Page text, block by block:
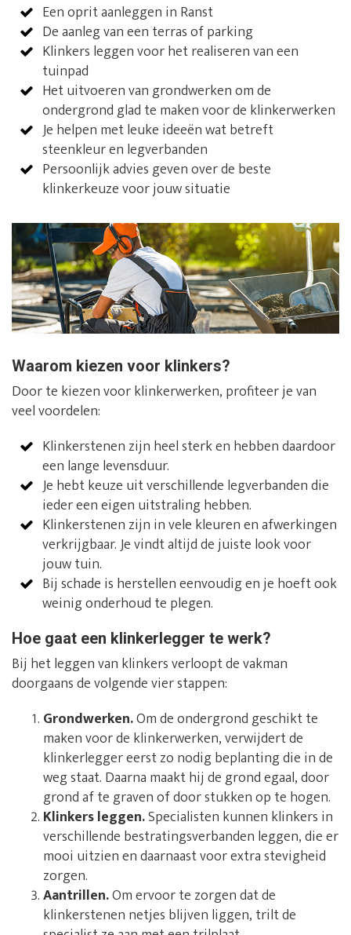
Een oprit aanleggen in Ranst
De aanleg van een terras of parking
Klinkers leggen voor het realiseren van een
tuinpad
Het uitvoeren van grondwerken om de
ondergrond glad te maken voor de klinkerwerken
Je helpen met leuke ideeën wat betreft
steenkleur en legverbanden
Persoonlijk advies geven over de beste
klinkerkeuze voor jouw situatie
Waarom kiezen voor klinkers?
Door te kiezen voor klinkerwerken, profiteer je van
veel voordelen:
Klinkerstenen zijn heel sterk en hebben daardoor
een lange levensduur.
Je hebt keuze uit verschillende legverbanden die
ieder een eigen uitstraling hebben.
Klinkerstenen zijn in vele kleuren en afwerkingen
verkrijgbaar. Je vindt altijd de juiste look voor
jouw tuin.
Bij schade is herstellen eenvoudig en je hoeft ook
weinig onderhoud te plegen.
Hoe gaat een klinkerlegger te werk?
Bij het leggen van klinkers verloopt de vakman
doorgaans de volgende vier stappen:
Grondwerken.Om de ondergrond geschikt te
maken voor de klinkerwerken, verwijdert de
klinkerlegger eerst zo nodig beplanting die in de
weg staat. Daarna maakt hij de grond egaal, door
grond af te graven of door stukken op te hogen.
Klinkers leggen.Specialisten kunnen klinkers in
verschillende bestratingsverbanden leggen, die er
mooi uitzien en daarnaast voor extra stevigheid
zorgen.
Aantrillen.Om ervoor te zorgen dat de
klinkerstenen netjes blijven liggen, trilt de